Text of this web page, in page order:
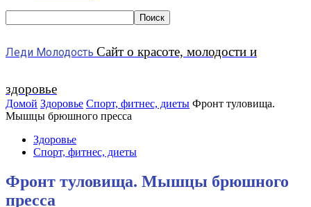
Леди Молодость Сайт о красоте, молодости и
здоровье
Домой Здоровье Спорт, фитнес, диеты Фронт туловища.
Мышцы брюшного пресса
Здоровье
Спорт, фитнес, диеты
Фронт туловища. Мышцы брюшного
пресса